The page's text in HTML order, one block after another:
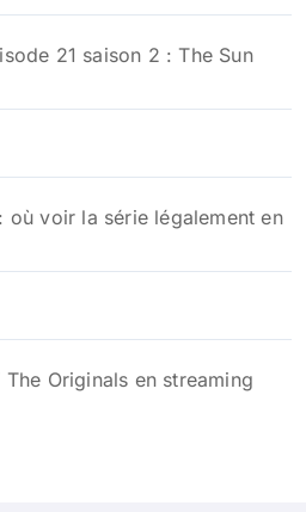
21 saison 2 : The Sun
où voir la série légalement en
Originals en streaming